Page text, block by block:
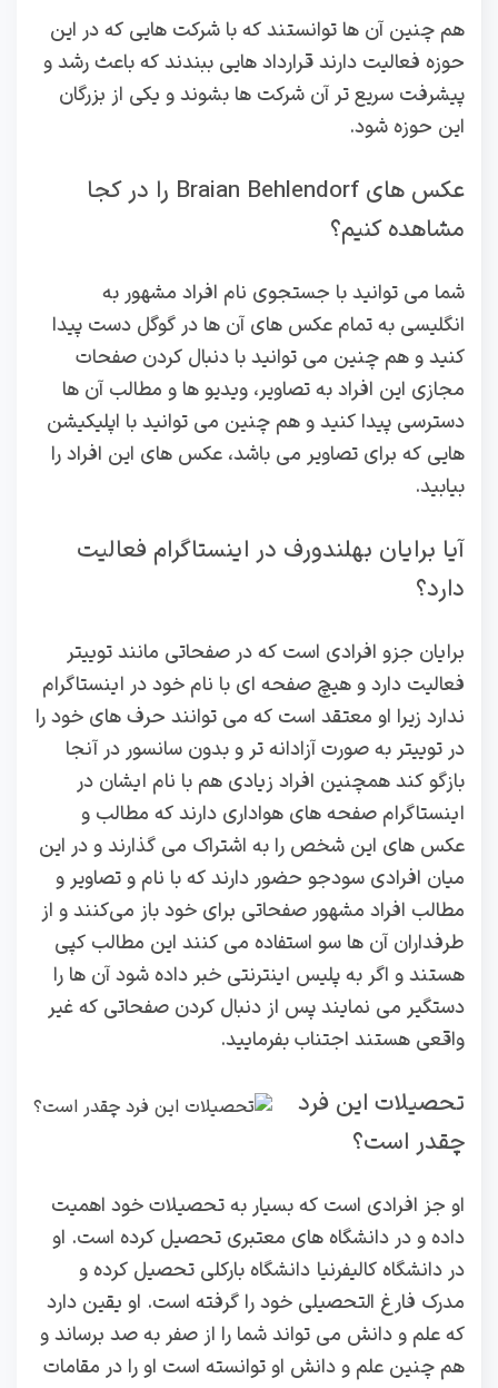
هم چنین آن ها توانستند که با شرکت‌ هایی که در این
حوزه فعالیت دارند قرارداد هایی ببندند که باعث رشد و
پیشرفت سریع تر آن شرکت‌ ها بشوند و یکی از بزرگان
این حوزه شود.
عکس های Braian Behlendorf را در کجا
مشاهده کنیم؟
شما می‌ توانید با جستجوی نام افراد مشهور به
انگلیسی به تمام عکس‌ های آن ها در گوگل دست پیدا
کنید و هم چنین می‌ توانید با دنبال کردن صفحات
مجازی این افراد به تصاویر، ویدیو ها و مطالب آن ‌ها
دسترسی پیدا کنید و هم چنین می‌ توانید با اپلیکیشن
‌هایی که برای تصاویر می‌ باشد، عکس‌ های این افراد را
بیابید.
آیا برایان بهلندورف در اینستاگرام فعالیت
دارد؟
برایان جزو افرادی است که در صفحاتی مانند توییتر
فعالیت دارد و هیچ صفحه ‌ای با نام خود در اینستاگرام
ندارد زیرا او معتقد است که می ‌توانند حرف ‌های خود را
در توییتر به‌ صورت آزادانه تر و بدون سانسور در آنجا
بازگو کند همچنین افراد زیادی هم با نام ایشان در
اینستاگرام صفحه ‌های هواداری دارند که مطالب و
عکس‌ های این شخص را به اشتراک می‌ گذارند و در این
‌میان افرادی سودجو حضور دارند که با نام و تصاویر و
مطالب افراد مشهور صفحاتی برای خود باز می‌کنند و از
طرفداران آن ها سو استفاده می‌ کنند این مطالب کپی
هستند و اگر به پلیس اینترنتی خبر داده شود آن ها را
دستگیر می ‌نمایند پس از دنبال کردن صفحاتی که غیر
واقعی هستند اجتناب بفرمایید.
تحصیلات این فرد
چقدر است؟
او جز افرادی است که بسیار به تحصیلات خود اهمیت
داده‌ و در دانشگاه‌ های معتبری تحصیل کرده است. او
در دانشگاه کالیفرنیا دانشگاه بارکلی تحصیل کرده و
مدرک فارغ‌ التحصیلی خود را گرفته‌ است. او یقین دارد
که علم و دانش می ‌تواند شما را از صفر به صد برساند و
هم چنین علم و دانش او توانسته است او را در مقامات